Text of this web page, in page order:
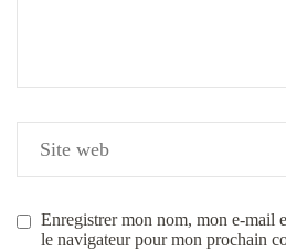
Enregistrer mon nom, mon e-mail
le navigateur pour mon prochain